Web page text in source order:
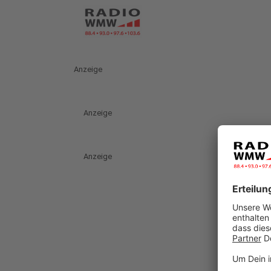
Anzeige
Anzeige
Anzeige